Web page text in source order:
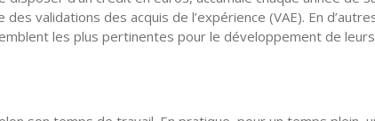
validations des acquis de l’expérience (VAE). En
les plus pertinentes pour le développement de